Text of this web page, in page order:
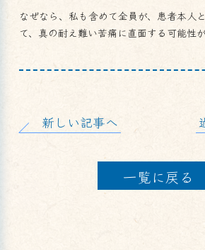
なぜなら、私も含めて全員が、患者本人
て、真の耐え難い苦痛に直面する可能性が
新しい記事へ
一覧に戻る